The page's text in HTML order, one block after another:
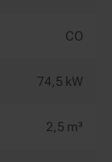
CO
74,5 kW
2,5 m³